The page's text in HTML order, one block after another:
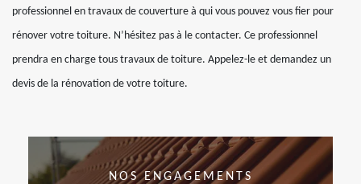
professionnel en travaux de couverture à qui vous pouvez vous fier pour
rénover votre toiture. N’hésitez pas à le contacter. Ce professionnel
prendra en charge tous travaux de toiture. Appelez-le et demandez un
devis de la rénovation de votre toiture.
NOS ENGAGEMENTS